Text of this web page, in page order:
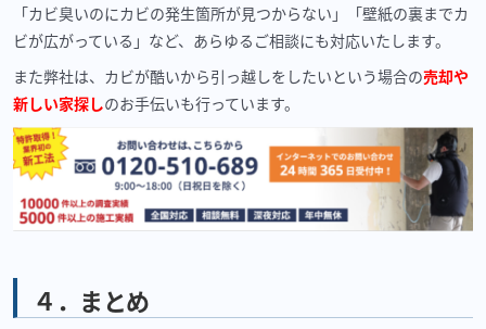
「カビ臭いのにカビの発生箇所が見つからない」「壁紙の裏までカ
ビが広がっている」など、あらゆるご相談にも対応いたします。
また弊社は、カビが酷いから引っ越しをしたいという場合の売却や
新しい家探しのお手伝いも行っています。
４．まとめ